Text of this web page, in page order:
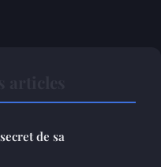
de sa